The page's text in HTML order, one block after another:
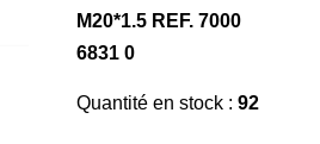
M20*1.5 REF. 7000
6831 0
Quantité en stock : 92